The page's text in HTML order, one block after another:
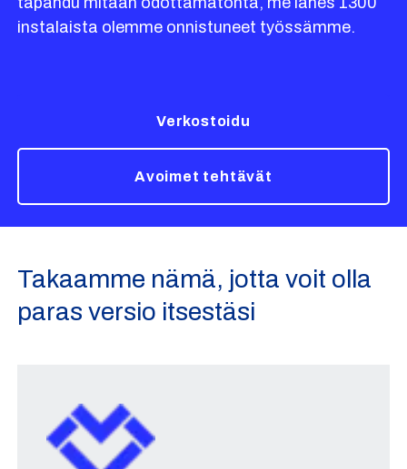
instalaista olemme onnistuneet työssämme.
Verkostoidu
Avoimet tehtävät
Takaamme nämä, jotta voit olla
paras versio itsestäsi